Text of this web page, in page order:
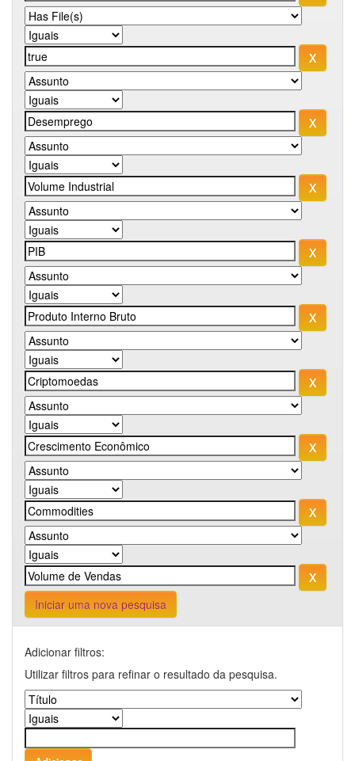
Iniciar uma nova pesquisa
Adicionar filtros:
Utilizar filtros para refinar o resultado da pesquisa.